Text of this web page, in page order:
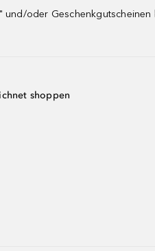
oder
shoppen